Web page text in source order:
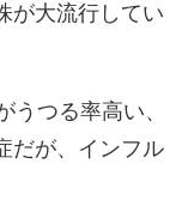
が大流行してい
うつる率高い、
だが、インフル